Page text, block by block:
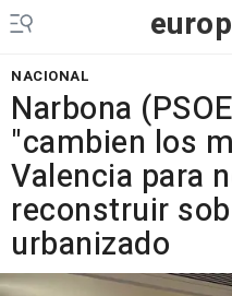
NACIONAL
Narbona
"cambien los
Valencia para
reconstruir
urbanizado